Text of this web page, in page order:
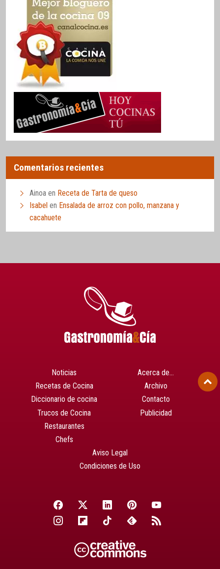
Comentarios recientes
Ainoa en Receta de Tarta de queso
Isabel en Ensalada de arroz con pollo, manzana y
cacahuete
Noticias
Recetas de Cocina
Diccionario de cocina
Trucos de Cocina
Restaurantes
Chefs
Acerca de…
Archivo
Contacto
Publicidad
Aviso Legal
Condiciones de Uso